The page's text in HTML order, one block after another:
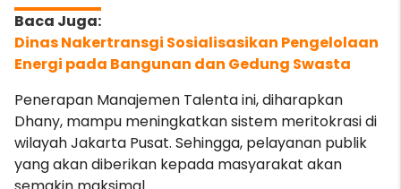
Dinas Nakertransgi Sosialisasikan Pengelolaan
Energi pada Bangunan dan Gedung Swasta
Penerapan Manajemen Talenta ini, diharapkan
Dhany, mampu meningkatkan sistem meritokrasi di
wilayah Jakarta Pusat. Sehingga, pelayanan publik
yang akan diberikan kepada masyarakat akan